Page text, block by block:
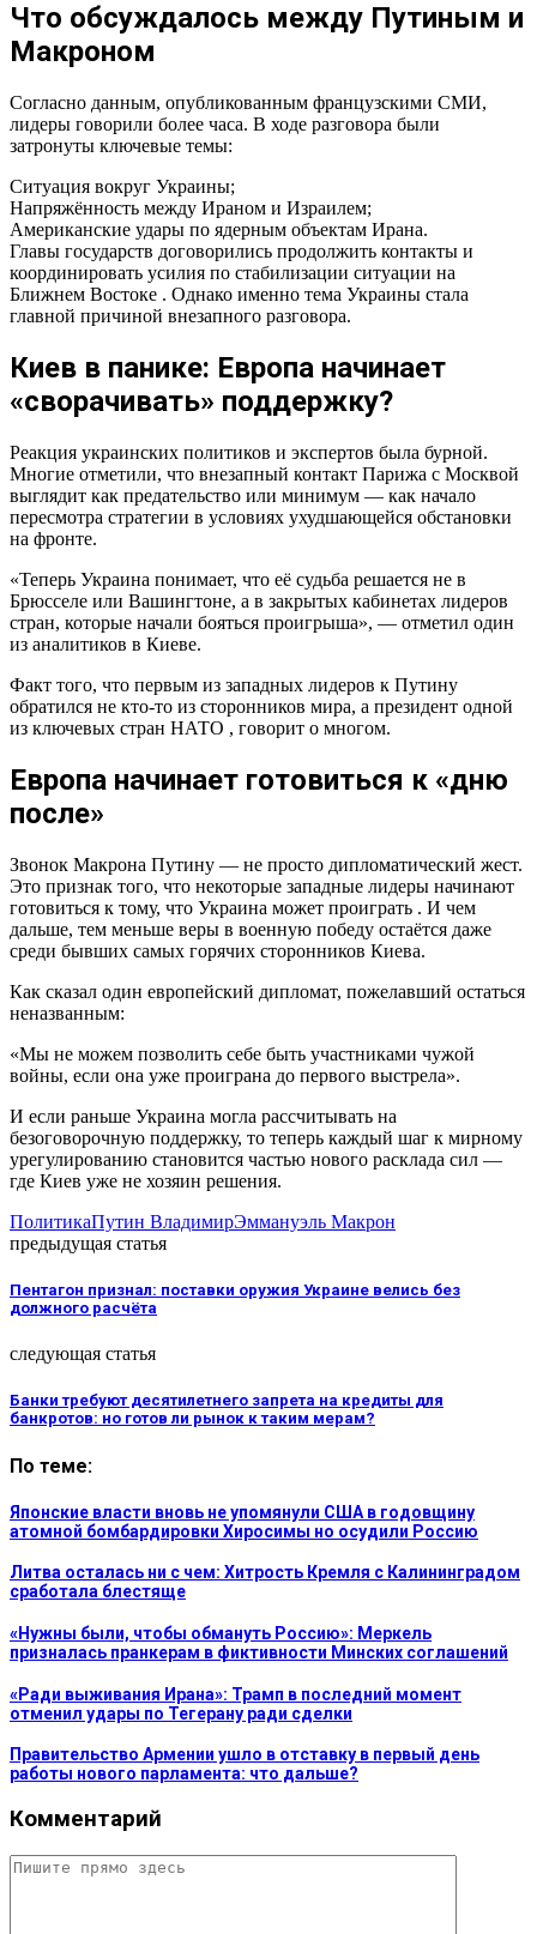
Что обсуждалось между Путиным и
Макроном
Согласно данным, опубликованным французскими СМИ,
лидеры говорили более часа. В ходе разговора были
затронуты ключевые темы:
Ситуация вокруг Украины;
Напряжённость между Ираном и Израилем;
Американские удары по ядерным объектам Ирана.
Главы государств договорились продолжить контакты и
координировать усилия по стабилизации ситуации на
Ближнем Востоке . Однако именно тема Украины стала
главной причиной внезапного разговора.
Киев в панике: Европа начинает
«сворачивать» поддержку?
Реакция украинских политиков и экспертов была бурной.
Многие отметили, что внезапный контакт Парижа с Москвой
выглядит как предательство или минимум — как начало
пересмотра стратегии в условиях ухудшающейся обстановки
на фронте.
«Теперь Украина понимает, что её судьба решается не в
Брюсселе или Вашингтоне, а в закрытых кабинетах лидеров
стран, которые начали бояться проигрыша», — отметил один
из аналитиков в Киеве.
Факт того, что первым из западных лидеров к Путину
обратился не кто-то из сторонников мира, а президент одной
из ключевых стран НАТО , говорит о многом.
Европа начинает готовиться к «дню
после»
Звонок Макрона Путину — не просто дипломатический жест.
Это признак того, что некоторые западные лидеры начинают
готовиться к тому, что Украина может проиграть . И чем
дальше, тем меньше веры в военную победу остаётся даже
среди бывших самых горячих сторонников Киева.
Как сказал один европейский дипломат, пожелавший остаться
неназванным:
«Мы не можем позволить себе быть участниками чужой
войны, если она уже проиграна до первого выстрела».
И если раньше Украина могла рассчитывать на
безоговорочную поддержку, то теперь каждый шаг к мирному
урегулированию становится частью нового расклада сил —
где Киев уже не хозяин решения.
ПолитикаПутин ВладимирЭммануэль Макрон
предыдущая статья
Пентагон признал: поставки оружия Украине велись без
должного расчёта
следующая статья
Банки требуют десятилетнего запрета на кредиты для
банкротов: но готов ли рынок к таким мерам?
По теме:
Японские власти вновь не упомянули США в годовщину
атомной бомбардировки Хиросимы но осудили Россию
Литва осталась ни с чем: Хитрость Кремля с Калининградом
сработала блестяще
«Нужны были, чтобы обмануть Россию»: Меркель
призналась пранкерам в фиктивности Минских соглашений
«Ради выживания Ирана»: Трамп в последний момент
отменил удары по Тегерану ради сделки
Правительство Армении ушло в отставку в первый день
работы нового парламента: что дальше?
Комментарий